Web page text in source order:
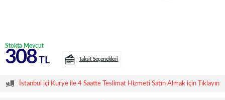
Stokta Mevcut
308TL Taksit Seçenekleri
İstanbul içi Kurye ile 4 Saatte Teslimat Hizmeti Satın Almak için Tıklayın